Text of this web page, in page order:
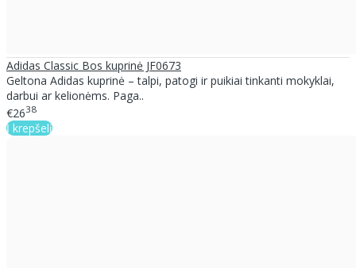
Adidas Classic Bos kuprinė JF0673
Geltona Adidas kuprinė – talpi, patogi ir puikiai tinkanti mokyklai,
darbui ar kelionėms. Paga..
€2638
Į krepšelį